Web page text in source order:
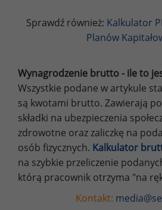
Sprawdź również: Kalkulator
Planów
Wynagrodzenie brutto - ile to
Wszystkie podane w artykule
są kwotami brutto. Zawierają
składki na ubezpieczenia
zdrowotne oraz zaliczkę na
osób fizycznych. Kalkulator
na szybkie przeliczenie
którą pracownik otrzyma "na
Kontakt: